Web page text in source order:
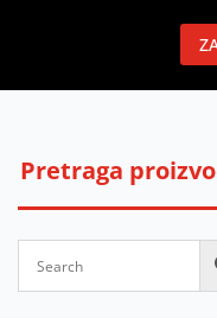
Pretraga